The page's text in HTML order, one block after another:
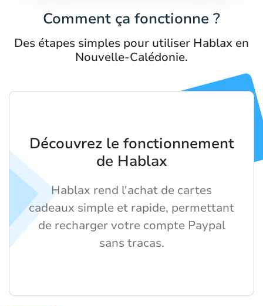
Comment ça fonctionne ?
Des étapes simples pour utiliser Hablax en
Nouvelle-Calédonie.
Découvrez le fonctionnement
de Hablax
Hablax rend l'achat de cartes
cadeaux simple et rapide, permettant
de recharger votre compte Paypal
sans tracas.